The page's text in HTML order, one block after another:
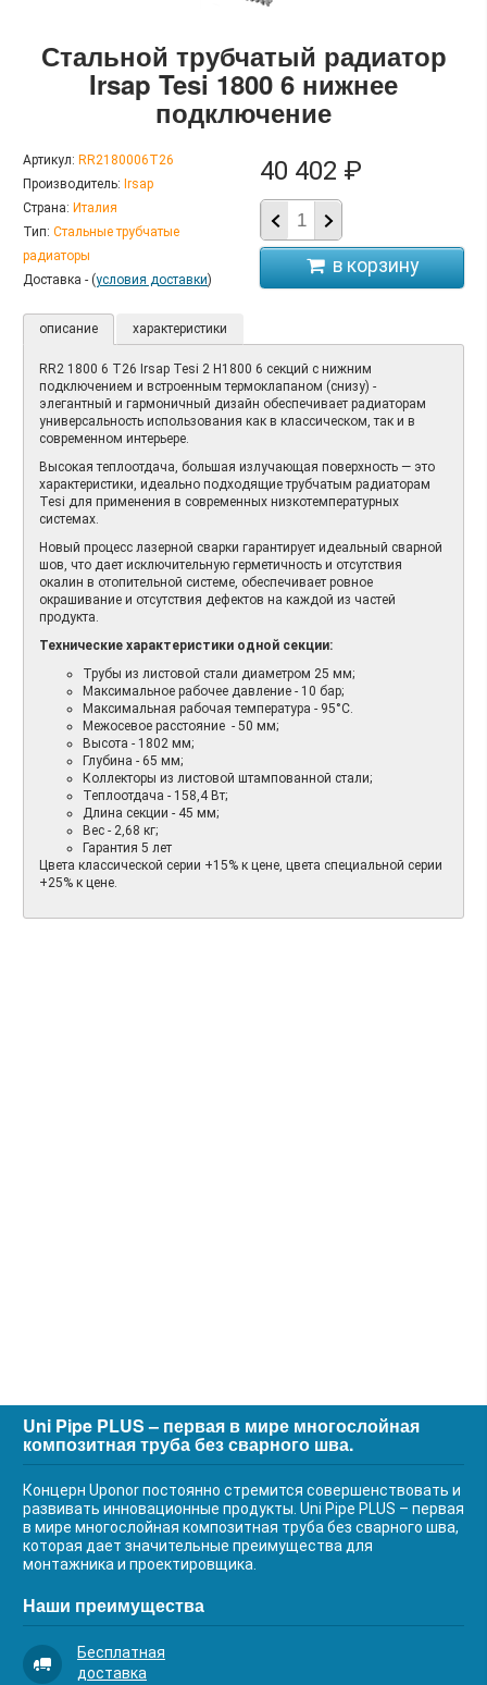
Стальной трубчатый радиатор
Irsap Tesi 1800 6 нижнее
подключение
Артикул: RR2180006T26
Производитель: Irsap
Страна: Италия
Тип: Стальные трубчатые
радиаторы
Доставка - (условия доставки)
40 402 ₽
описание характеристики
RR2 1800 6 T26 Irsap Tesi 2 H1800 6 секций с нижним
подключением и встроенным термоклапаном (снизу) -
элегантный и гармоничный дизайн обеспечивает радиаторам
универсальность использования как в классическом, так и в
современном интерьере.
Высокая теплоотдача, большая излучающая поверхность — это
характеристики, идеально подходящие трубчатым радиаторам
Tesi для применения в современных низкотемпературных
системах.
Новый процесс лазерной сварки гарантирует идеальный сварной
шов, что дает исключительную герметичность и отсутствия
окалин в отопительной системе, обеспечивает ровное
окрашивание и отсутствия дефектов на каждой из частей
продукта.
Технические характеристики одной секции:
Трубы из листовой стали диаметром 25 мм;
Максимальное рабочее давление - 10 бар;
Максимальная рабочая температура - 95°С.
Межосевое расстояние - 50 мм;
Высота - 1802 мм;
Глубина - 65 мм;
Коллекторы из листовой штампованной стали;
Теплоотдача - 158,4 Вт;
Длина секции - 45 мм;
Вес - 2,68 кг;
Гарантия 5 лет
Цвета классической серии +15% к цене, цвета специальной серии
+25% к цене.
Uni Pipe PLUS – первая в мире многослойная
композитная труба без сварного шва.
Концерн Uponor постоянно стремится совершенствовать и
развивать инновационные продукты. Uni Pipe PLUS – первая
в мире многослойная композитная труба без сварного шва,
которая дает значительные преимущества для
монтажника и проектировщика.
Наши преимущества
Бесплатная
доставка